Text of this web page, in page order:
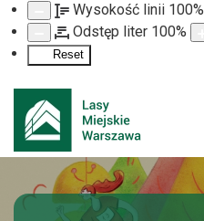
Wysokość linii 100%
Odstęp liter 100%
Reset